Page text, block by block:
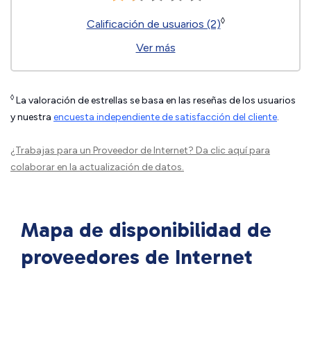
Calificación de usuarios (2)◊
Ver más
◊ La valoración de estrellas se basa en las reseñas de los usuarios
y nuestra encuesta independiente de satisfacción del cliente.
¿Trabajas para un Proveedor de Internet? Da clic aquípara
colaborar en la actualización de datos.
Mapa de disponibilidad de
proveedores de Internet